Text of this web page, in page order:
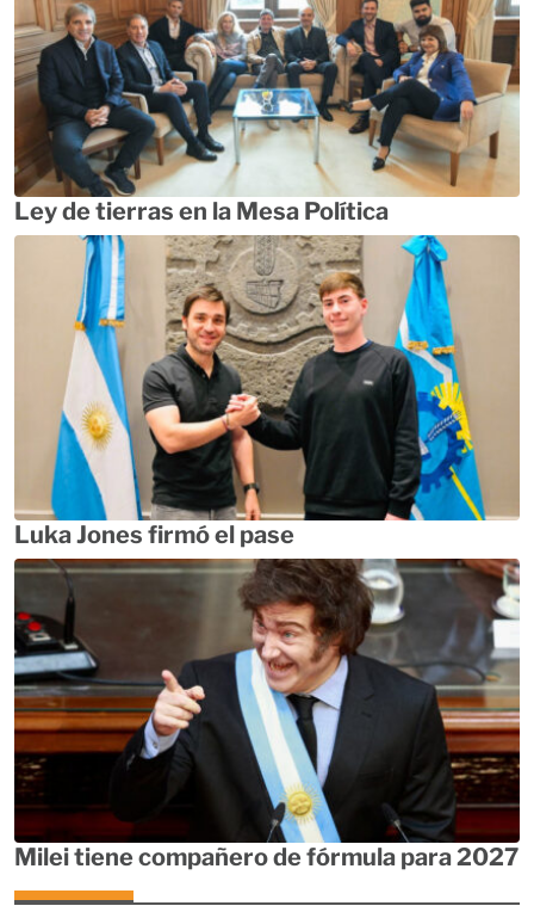
Ley de tierras en la Mesa Política
Luka Jones firmó el pase
Milei tiene compañero de fórmula para 2027